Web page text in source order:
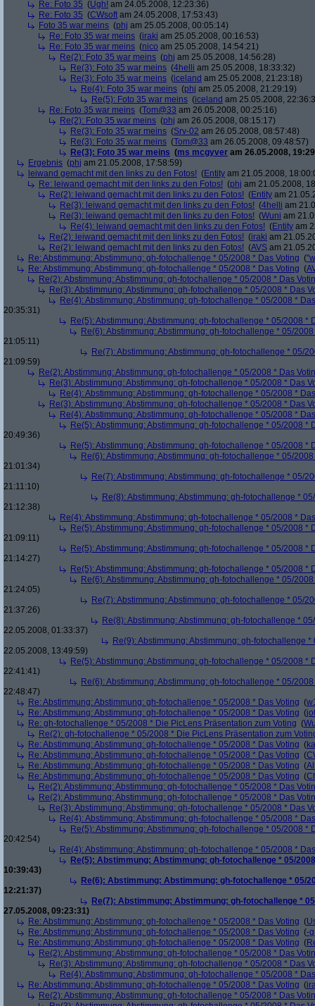
Re: Foto 35 (Ugh! am 24.05.2008, 12:23:36)
Re: Foto 35 (CWsoft am 24.05.2008, 17:53:43)
Foto 35 war meins (phj am 25.05.2008, 00:05:14)
Re: Foto 35 war meins (iraki am 25.05.2008, 00:16:53)
Re: Foto 35 war meins (nico am 25.05.2008, 14:54:21)
Re(2): Foto 35 war meins (phj am 25.05.2008, 14:56:28)
Re(3): Foto 35 war meins (4helli am 25.05.2008, 18:33:32)
Re(3): Foto 35 war meins (iceland am 25.05.2008, 21:23:18)
Re(4): Foto 35 war meins (phj am 25.05.2008, 21:29:19)
Re(5): Foto 35 war meins (iceland am 25.05.2008,
Re: Foto 35 war meins (Tom@33 am 26.05.2008, 00:25:16)
Re(2): Foto 35 war meins (phj am 26.05.2008, 08:15:17)
Re(3): Foto 35 war meins (Srv-02 am 26.05.2008, 08:57:48)
Re(3): Foto 35 war meins (Tom@33 am 26.05.2008, 09:48:57)
Re(3): Foto 35 war meins (ms mcgyver am 26.05.2008,
Ergebnis (phj am 21.05.2008, 17:58:59)
leiwand gemacht mit den links zu den Fotos! (Entity am 21.05.2008,
Re: leiwand gemacht mit den links zu den Fotos! (phj am 21.05.2008,
Re(2): leiwand gemacht mit den links zu den Fotos! (Entity am
Re(3): leiwand gemacht mit den links zu den Fotos! (4helli am
Re(3): leiwand gemacht mit den links zu den Fotos! (Wuni am
Re(4): leiwand gemacht mit den links zu den Fotos! (Entity am
Re(2): leiwand gemacht mit den links zu den Fotos! (iraki am
Re(2): leiwand gemacht mit den links zu den Fotos! (AVS am
Re: Abstimmung: Abstimmung: gh-fotochallenge * 05/2008 * Das Voting (
Re: Abstimmung: Abstimmung: gh-fotochallenge * 05/2008 * Das Voting (
Re(2): Abstimmung: Abstimmung: gh-fotochallenge * 05/2008 * Das
Re(3): Abstimmung: Abstimmung: gh-fotochallenge * 05/2008 * Das
Re(4): Abstimmung: Abstimmung: gh-fotochallenge * 05/2008 *
20:35:31)
Re(5): Abstimmung: Abstimmung: gh-fotochallenge * 05/2008 *
Re(6): Abstimmung: Abstimmung: gh-fotochallenge * 05/
21:05:11)
Re(7): Abstimmung: Abstimmung: gh-fotochallenge * 05/
21:09:59)
Re(2): Abstimmung: Abstimmung: gh-fotochallenge * 05/2008 * Das
Re(3): Abstimmung: Abstimmung: gh-fotochallenge * 05/2008 * Das
Re(4): Abstimmung: Abstimmung: gh-fotochallenge * 05/2008 *
Re(3): Abstimmung: Abstimmung: gh-fotochallenge * 05/2008 * Das
Re(4): Abstimmung: Abstimmung: gh-fotochallenge * 05/2008 *
Re(5): Abstimmung: Abstimmung: gh-fotochallenge * 05/2008 *
20:49:36)
Re(5): Abstimmung: Abstimmung: gh-fotochallenge * 05/2008 *
Re(6): Abstimmung: Abstimmung: gh-fotochallenge * 05/
21:01:34)
Re(7): Abstimmung: Abstimmung: gh-fotochallenge * 05/
21:11:10)
Re(8): Abstimmung: Abstimmung: gh-fotochallenge *
21:12:38)
Re(4): Abstimmung: Abstimmung: gh-fotochallenge * 05/2008 *
Re(5): Abstimmung: Abstimmung: gh-fotochallenge * 05/2008 *
21:09:11)
Re(5): Abstimmung: Abstimmung: gh-fotochallenge * 05/2008 *
21:14:27)
Re(5): Abstimmung: Abstimmung: gh-fotochallenge * 05/2008 *
Re(6): Abstimmung: Abstimmung: gh-fotochallenge * 05/
21:24:05)
Re(7): Abstimmung: Abstimmung: gh-fotochallenge * 05/
21:37:26)
Re(8): Abstimmung: Abstimmung: gh-fotochallenge *
22.05.2008, 01:33:37)
Re(9): Abstimmung: Abstimmung: gh-fotochallenge
22.05.2008, 13:49:59)
Re(5): Abstimmung: Abstimmung: gh-fotochallenge * 05/2008 *
22:41:41)
Re(6): Abstimmung: Abstimmung: gh-fotochallenge * 05/
22:48:47)
Re: Abstimmung: Abstimmung: gh-fotochallenge * 05/2008 * Das Voting (
Re: Abstimmung: Abstimmung: gh-fotochallenge * 05/2008 * Das Voting (
Re: gh-fotochallenge * 05/2008 * Die PicLens Präsentation zum Voting (
Re(2): gh-fotochallenge * 05/2008 * Die PicLens Präsentation zum
Re: Abstimmung: Abstimmung: gh-fotochallenge * 05/2008 * Das Voting (
Re: Abstimmung: Abstimmung: gh-fotochallenge * 05/2008 * Das Voting (
Re: Abstimmung: Abstimmung: gh-fotochallenge * 05/2008 * Das Voting (
Re: Abstimmung: Abstimmung: gh-fotochallenge * 05/2008 * Das Voting (
Re(2): Abstimmung: Abstimmung: gh-fotochallenge * 05/2008 * Das
Re(2): Abstimmung: Abstimmung: gh-fotochallenge * 05/2008 * Das
Re(3): Abstimmung: Abstimmung: gh-fotochallenge * 05/2008 * Das
Re(4): Abstimmung: Abstimmung: gh-fotochallenge * 05/2008 *
Re(5): Abstimmung: Abstimmung: gh-fotochallenge * 05/2008 *
20:42:54)
Re(4): Abstimmung: Abstimmung: gh-fotochallenge * 05/2008 *
Re(5): Abstimmung: Abstimmung: gh-fotochallenge * 05/
10:39:43)
Re(6): Abstimmung: Abstimmung: gh-fotochallenge * 05/
12:21:37)
Re(7): Abstimmung: Abstimmung: gh-fotochallenge *
27.05.2008, 09:23:31)
Re: Abstimmung: Abstimmung: gh-fotochallenge * 05/2008 * Das Voting (
Re: Abstimmung: Abstimmung: gh-fotochallenge * 05/2008 * Das Voting (-
Re: Abstimmung: Abstimmung: gh-fotochallenge * 05/2008 * Das Voting (
Re(2): Abstimmung: Abstimmung: gh-fotochallenge * 05/2008 * Das
Re(3): Abstimmung: Abstimmung: gh-fotochallenge * 05/2008 * Das
Re(4): Abstimmung: Abstimmung: gh-fotochallenge * 05/2008 *
Re: Abstimmung: Abstimmung: gh-fotochallenge * 05/2008 * Das Voting (
Re(2): Abstimmung: Abstimmung: gh-fotochallenge * 05/2008 * Das